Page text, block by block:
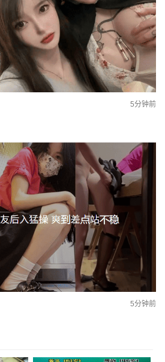
5分钟前
5分钟前